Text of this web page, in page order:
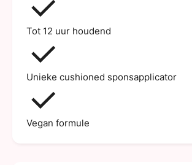
Tot 12 uur houdend
Unieke cushioned sponsapplicator
Vegan formule